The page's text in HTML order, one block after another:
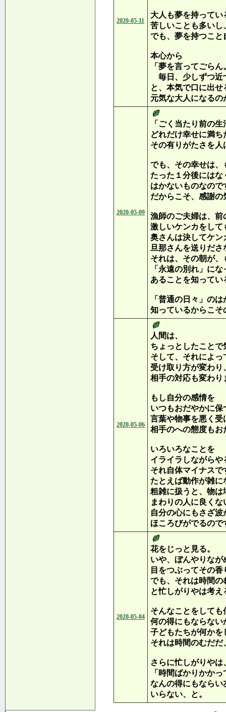
2020-05-11
大人も夢を持ってい
苦しいことも多いし
でも、夢を持つこと
本心から
「夢を言ってごら
毎日、少しずつ近
と、本気で口に出せ
元気な大人になる
2020-05-09
「ごく当たり前の
どれだけ幸せに満
その有りがたさを
でも、その幸せは、
たった１分後には
はかないものなので
だからこそ、感謝
漁師のご夫婦は、前
激しいケンカをして
奥さんは決してケン
旦那さんを送りださ
それは、その朝が、
「永遠の別れ」に
あることを知ってい
「普通の日々」の
知っているからこそ
2020-05-06
人間は、
ちょっとしたこと
そして、それによ
受け取り方が変わり
相手の対応も変わり
もし自分の感情を
いつもおだやかに
言葉や物事を悪く受
相手のへの態度もお
いろいろなことを
イライラしながらや
それ自体マイナスで
たとえば動作が雑に
粗雑に扱うと、物は
まわりの人に良く
自分の心にもさざ波
ほころびがでるので
2020-05-04
花をじっと見る。
いや、ぼんやりなが
目をつぶってその
でも、それは時間の
と忙しがりやは考え
そんなことをして
何の得にもならない
子どもたちが何かを
それは時間のむだ
さらに忙しがりや
「時間ばかりかか
なんの得にもならい
いらない、と。